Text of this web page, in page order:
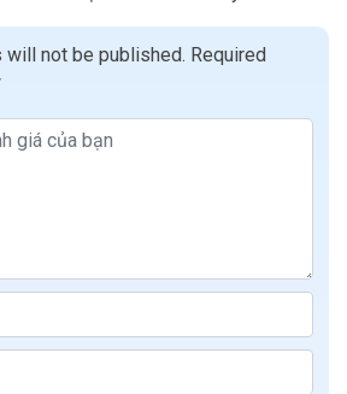
will not be published. Required